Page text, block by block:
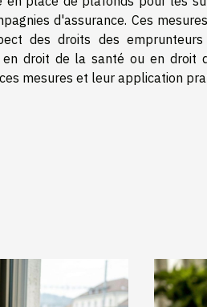
d'assurance. Ces
des droits des
droit de la santé ou en droit
mesures et leur application